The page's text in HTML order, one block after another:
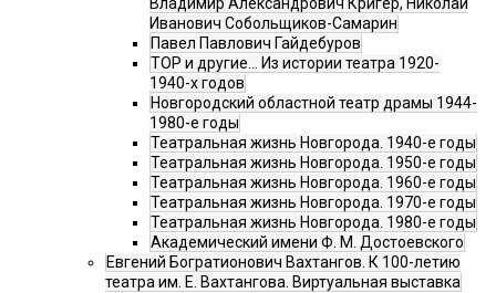
Владимир Александрович Кригер, Николай
Иванович Собольщиков-Самарин
Павел Павлович Гайдебуров
ТОР и другие… Из истории театра 1920-
1940-х годов
Новгородский областной театр драмы 1944-
1980-е годы
Театральная жизнь Новгорода. 1940-е годы
Театральная жизнь Новгорода. 1950-е годы
Театральная жизнь Новгорода. 1960-е годы
Театральная жизнь Новгорода. 1970-е годы
Театральная жизнь Новгорода. 1980-е годы
Академический имени Ф. М. Достоевского
Евгений Богратионович Вахтангов. К 100-летию
театра им. Е. Вахтангова. Виртуальная выставка